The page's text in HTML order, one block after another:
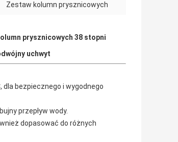
Zestaw kolumn prysznicowych
prysznicowych 38 stopni
uchwyt
bezpiecznego i wygodnego
przepływ wody.
dopasować do różnych